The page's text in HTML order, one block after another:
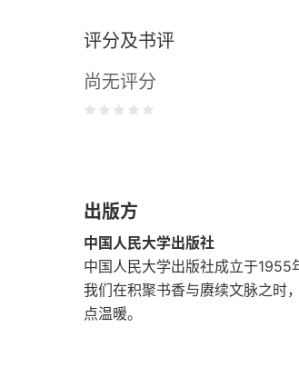
六、社会系统论：新自由主义
七、对功能分化和自我指涉系
一、“库利-米德奖”：终生成就奖
二、符号互动论框架
三、社会交换论框架
评分及书评
尚无评分
出版方
中国人民大学出版社
中国人民大学出版社成立于1955
我们在积聚书香与赓续文脉之时
点温暖。